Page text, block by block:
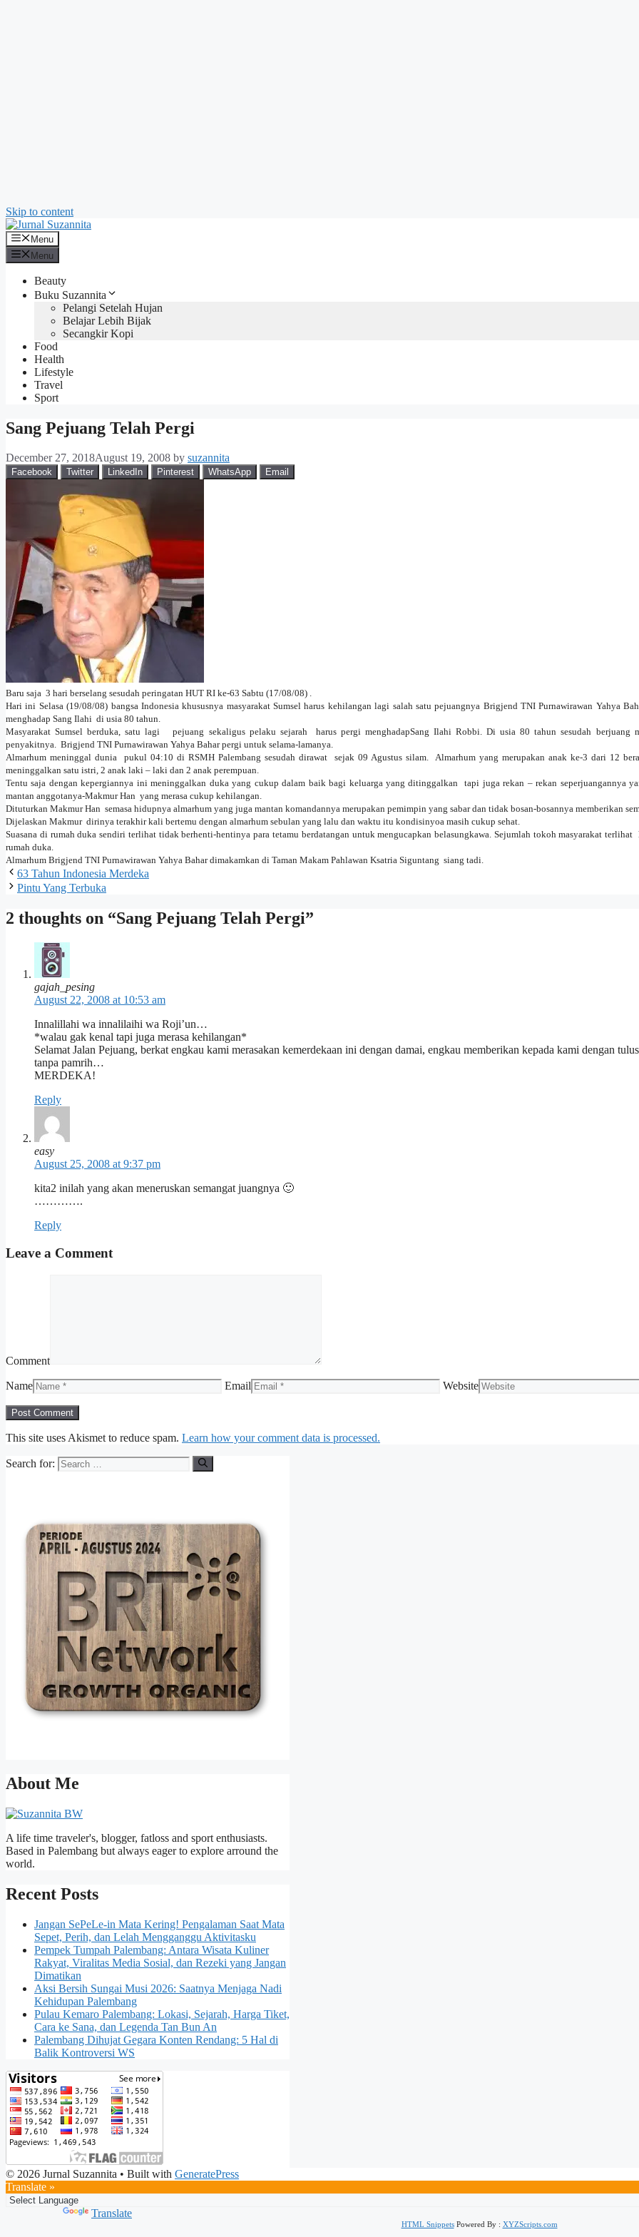
Skip to content
Menu
Menu
Beauty
Buku Suzannita
Pelangi Setelah Hujan
Belajar Lebih Bijak
Secangkir Kopi
Food
Health
Lifestyle
Travel
Sport
Sang Pejuang Telah Pergi
December 27, 2018August 19, 2008 by suzannita
Facebook Twitter LinkedIn Pinterest WhatsApp Email
Baru saja 3 hari berselang sesudah peringatan HUT RI ke-63 Sabtu (17/08/08) .
Hari ini Selasa (19/08/08) bangsa Indonesiakhususnya masyarakat Sumsel harus kehilangan lagi salah satu pejuangnya Brigjend TNI Purnawirawan Yahya
menghadap Sang Ilahi di usia 80 tahun.
Masyarakat Sumsel berduka, satu lagi pejuang sekaligus pelaku sejarah harus pergi menghadapSang Ilahi Robbi. Di usia 80 tahun sesudah berjuang
penyakitnya. Brigjend TNI Purnawirawan Yahya Bahar pergi untuk selama-lamanya.
Almarhum meninggal dunia pukul 04:10 di RSMH Palembang sesudah dirawat sejak 09 Agustus silam. Almarhum yang merupakan anak ke-3 dari 12
meninggalkan satu istri, 2 anak laki – laki dan 2 anak perempuan.
Tentu saja dengan kepergiannya ini meninggalkan duka yang cukup dalam baik bagi keluarga yang ditinggalkan tapi juga rekan – rekan seperjuangannya
mantan anggotanya-Makmur Han yang merasa cukup kehilangan.
Dituturkan Makmur Han semasa hidupnya almarhum yang juga mantan komandannya merupakan pemimpin yang sabar dan tidak bosan-bosannya memberikan
Dijelaskan Makmur dirinya terakhir kali bertemu dengan almarhum sebulan yang lalu dan waktu itu kondisinyoa masih cukup sehat.
Suasana di rumah duka sendiri terlihat tidak berhenti-hentinya para tetamu berdatangan untuk mengucapkan belasungkawa. Sejumlah tokoh masyarakat
rumah duka.
Almarhum Brigjend TNI Purnawirawan Yahya Bahar dimakamkan di Taman Makam Pahlawan Ksatria Siguntang siang tadi.
63 Tahun Indonesia Merdeka
Pintu Yang Terbuka
2 thoughts on “Sang Pejuang Telah Pergi”
gajah_pesing
August 22, 2008 at 10:53 am
Innalillahi wa innalilaihi wa Roji’un…
*walau gak kenal tapi juga merasa kehilangan*
Selamat Jalan Pejuang, berkat engkau kami merasakan kemerdekaan ini dengan damai, engkau memberikan kepada kami dengan
tanpa pamrih…
MERDEKA!
Reply
easy
August 25, 2008 at 9:37 pm
kita2 inilah yang akan meneruskan semangat juangnya 🙂
………….
Reply
Leave a Comment
Comment
Name Email Website
This site uses Akismet to reduce spam. Learn how your comment data is processed.
Search for:
About Me
A life time traveler's, blogger, fatloss and sport enthusiasts.
Based in Palembang but always eager to explore arround the
world.
Recent Posts
Jangan SePeLe-in Mata Kering! Pengalaman Saat Mata
Sepet, Perih, dan Lelah Mengganggu Aktivitasku
Pempek Tumpah Palembang: Antara Wisata Kuliner
Rakyat, Viralitas Media Sosial, dan Rezeki yang Jangan
Dimatikan
Aksi Bersih Sungai Musi 2026: Saatnya Menjaga Nadi
Kehidupan Palembang
Pulau Kemaro Palembang: Lokasi, Sejarah, Harga Tiket,
Cara ke Sana, dan Legenda Tan Bun An
Palembang Dihujat Gegara Konten Rendang: 5 Hal di
Balik Kontroversi WS
© 2026 Jurnal Suzannita • Built with GeneratePress
Translate »
Translate
HTML SnippetsPowered By : XYZScripts.com